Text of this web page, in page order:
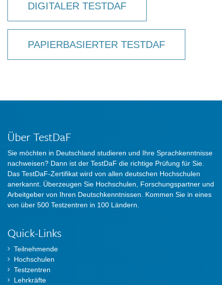
DIGITALER TESTDAF
PAPIERBASIERTER TESTDAF
Über TestDaF
Sie möchten in Deutschland studieren und Ihre Sprachkenntnisse
nachweisen? Dann ist der TestDaF die richtige Prüfung für Sie.
Das TestDaF-Zertifikat wird von allen deutschen Hochschulen
anerkannt. Überzeugen Sie Hochschulen, Forschungspartner und
Arbeitgeber von Ihren Deutschkenntnissen. Kommen Sie in eines
von über 500 Testzentren in 100 Ländern.
Quick-Links
Teilnehmende
Hochschulen
Testzentren
Lehrkräfte